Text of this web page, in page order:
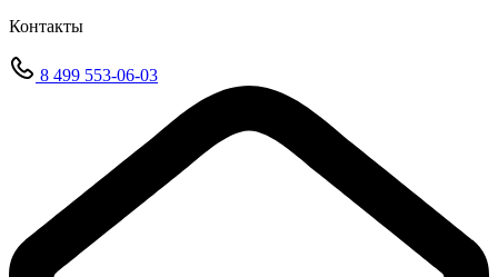
Контакты
8 499 553-06-03